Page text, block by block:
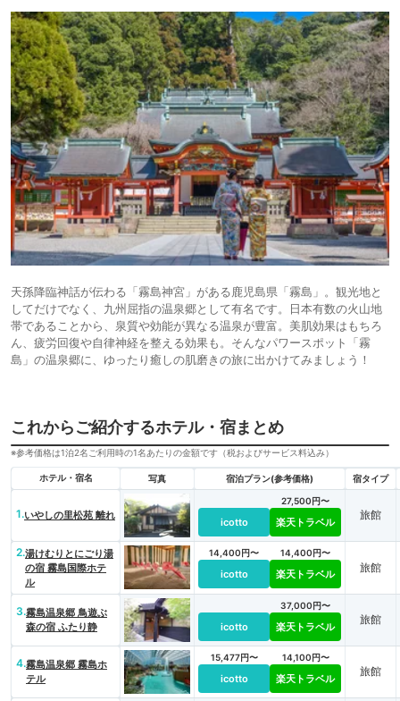
天孫降臨神話が伝わる「霧島神宮」がある鹿児島県「霧島」。観光地と
してだけでなく、九州屈指の温泉郷として有名です。日本有数の火山地
帯であることから、泉質や効能が異なる温泉が豊富。美肌効果はもちろ
ん、疲労回復や自律神経を整える効果も。そんなパワースポット「霧
島」の温泉郷に、ゆったり癒しの肌磨きの旅に出かけてみましょう！
これからご紹介するホテル・宿まとめ
※参考価格は1泊2名ご利用時の1名あたりの金額です（税およびサービス料込み）
ホテル・宿名 写真 宿泊プラン(参考価格) 宿タイプ
1.いやしの里松苑 離れ
icotto
27,500円〜
楽天トラベル
旅館
2.湯けむりとにごり湯
の宿 霧島国際ホテ
ル
14,400円〜
icotto
14,400円〜
楽天トラベル 旅館
3.霧島温泉郷 鳥遊ぶ
森の宿 ふたり静
icotto
37,000円〜
楽天トラベル
旅館
4.霧島温泉郷 霧島ホ
テル
15,477円〜
icotto
14,100円〜
楽天トラベル
旅館